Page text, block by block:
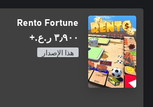
Rento Fortune
٣٫٩٠٠ ر.ع.‏+
هذا الإصدار